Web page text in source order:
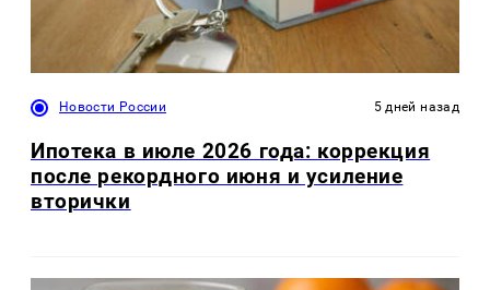
Новости России 5 дней назад
Ипотека в июле 2026 года: коррекция
после рекордного июня и усиление
вторички